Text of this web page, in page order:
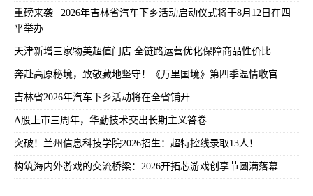
重磅来袭 | 2026年吉林省汽车下乡活动启动仪式将于8月12日在四
平举办
天津新增三家物美超值门店 全链路运营优化保障商品性价比
奔赴高原秘境，致敬藏地坚守！《万里国境》第四季温情收官
吉林省2026年汽车下乡活动将在全省铺开
A股上市三周年，华勤技术交出长期主义答卷
突破！兰州信息科技学院2026招生：超特控线录取13人！
构筑海内外游戏的交流桥梁：2026开拓芯游戏创享节圆满落幕